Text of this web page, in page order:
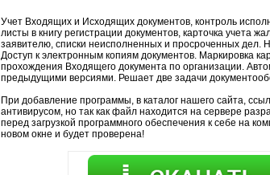
Учет Входящих и Исходящих документов, контроль
листы в книгу регистрации документов, карточка учета
заявителю, списки неисполненных и просроченных дел.
Доступ к электронным копиям документов. Маркировка
прохождения Входящего документа по организации.
предыдущими версиями. Решает две задачи
При добавление программы, в каталог нашего сайта,
антивирусом, но так как файл находится на сервере
перед загрузкой программного обеспечения к себе на
новом окне и будет проверена!